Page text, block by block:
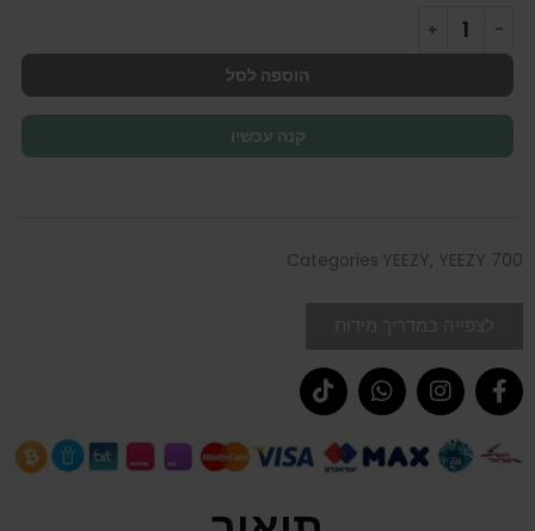
הוספה לסל
קנה עכשיו
Categories YEEZY, YEEZY 700